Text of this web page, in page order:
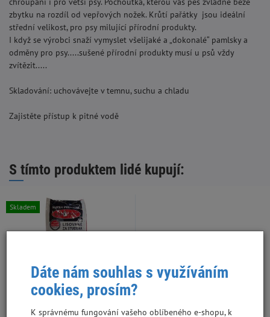
zbytku na rozdíl od vepřových nožek. Krůtí pařátky jsou ideální
střední velikost, pro psy milující přírodní produkty.
I když se výrobci snaží vymyslet všelijaké a „dokonalé“ pamlsky a
odměny pro psy.....sušené přírodní produkty musí u psů vždy
zvítězit.....
Skladování: uchovávejte v temnu, suchu a chladu
Zajistěte přístup k pitné vodě
S tímto produktem lidé kupují:
Skladem
Dáte nám souhlas s využíváním
cookies, prosím?
K správnému fungování vašeho oblíbeného e-shopu, k